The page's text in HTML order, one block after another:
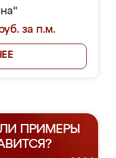
за п.м.
ПРИМЕРЫ